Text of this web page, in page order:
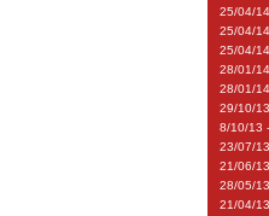
25/04/
25/04/
25/04/
28/01/
28/01/
29/10/
8/10/13
23/07/
21/06/
28/05/
21/04/